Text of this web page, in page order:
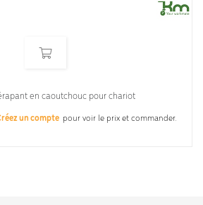
en caoutchouc pour chariot
un compte pour voir le prix et commander.